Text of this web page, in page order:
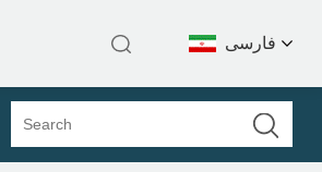
فارسی